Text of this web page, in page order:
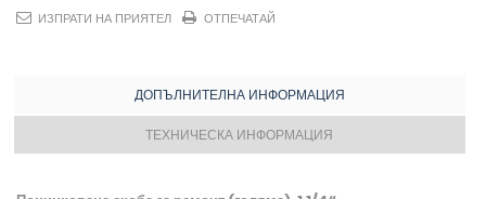
ИЗПРАТИ НА ПРИЯТЕЛ ОТПЕЧАТАЙ
ДОПЪЛНИТЕЛНА ИНФОРМАЦИЯ
ТЕХНИЧЕСКА ИНФОРМАЦИЯ